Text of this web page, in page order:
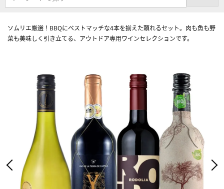
ソムリエ厳選！BBQにベストマッチな4本を揃えた頼れるセット。肉も魚も野
菜も美味しく引き立てる、アウトドア専用ワインセレクションです。